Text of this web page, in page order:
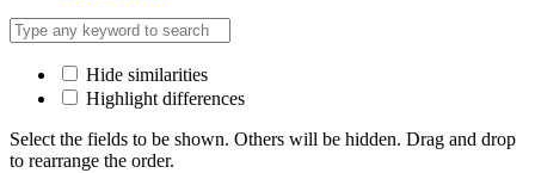
Hide similarities
Highlight differences
Select the fields to be shown. Others will be hidden. Drag and drop
to rearrange the order.